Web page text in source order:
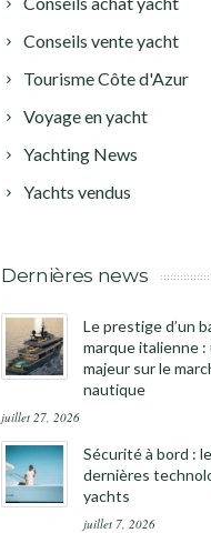
Conseils vente yacht
Tourisme Côte d'Azur
Voyage en yacht
Yachting News
Yachts vendus
Dernières news
Le prestige d’un
marque italienne
majeur sur le
nautique
juillet 27, 2026
Sécurité à bord :
dernières
yachts
juillet 7, 2026